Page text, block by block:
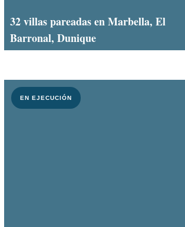
32 villas pareadas en Marbella, El
Barronal, Dunique
EN EJECUCIÓN